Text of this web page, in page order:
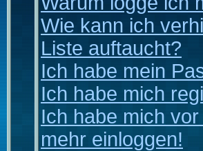
Wie kann ich
Liste auftaucht?
Ich habe mein
Ich habe mich
Ich habe mich
mehr einloggen!